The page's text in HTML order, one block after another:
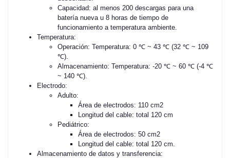
Capacidad: al menos 200 descargas para una
batería nueva u 8 horas de tiempo de
funcionamiento a temperatura ambiente.
Temperatura:
Operación: Temperatura: 0 ℃ ~ 43 ℃ (32 ℃ ~ 109
℃).
Almacenamiento: Temperatura: -20 ℃ ~ 60 ℃ (-4 ℃
~ 140 ℃).
Electrodo:
Adulto:
Área de electrodos: 110 cm2
Longitud del cable: total 120 cm
Pediátrico:
Área de electrodos: 50 cm2
Longitud del cable: total 120 cm.
Almacenamiento de datos y transferencia: